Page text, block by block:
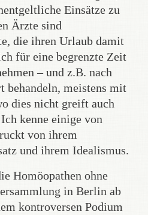
Einsätze zu
Ärzte sind
die ihren Urlaub damit
für eine begrenzte Zeit
– und z.B. nach
behandeln, meistens mit
dies nicht greift auch
kenne einige von
von ihrem
und ihrem Idealismus.
Homöopathen ohne
in Berlin ab
kontroversen Podium